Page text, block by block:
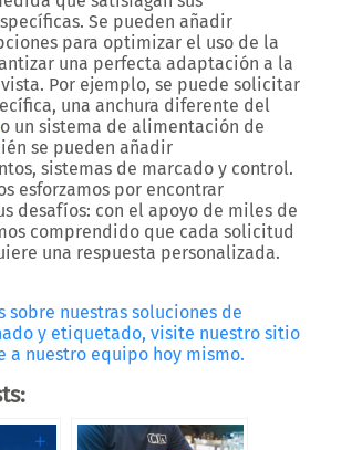
Se pueden añadir
para optimizar el uso de la
una perfecta adaptación a la
Por ejemplo, se puede solicitar
una anchura diferente del
o un sistema de alimentación de
se pueden añadir
sistemas de marcado y control.
esforzamos por encontrar
desafíos: con el apoyo de miles de
comprendido que cada solicitud
una respuesta personalizada.
sobre nuestras soluciones de
y etiquetado, visite nuestro sitio
a nuestro equipo hoy mismo.